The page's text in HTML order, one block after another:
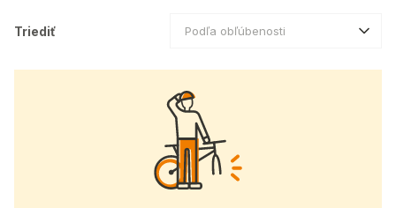
Triediť Podľa obľúbenosti